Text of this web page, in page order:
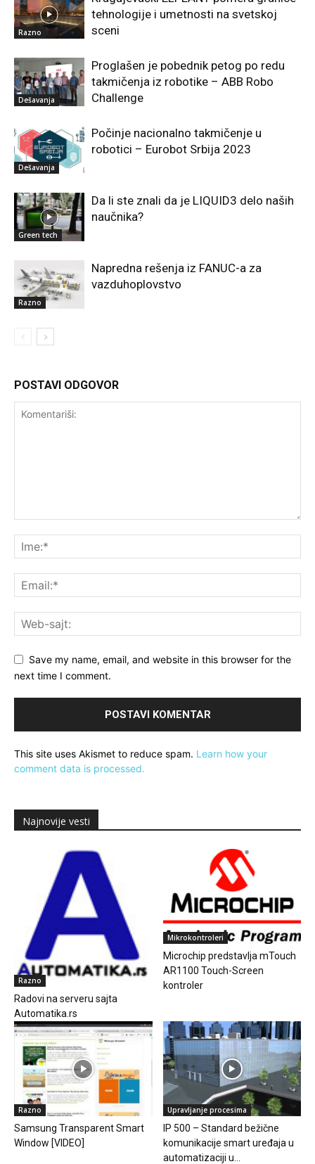
Razno
tehnologije i umetnosti na svetskoj
sceni
Dešavanja
Proglašen je pobednik petog po redu
takmičenja iz robotike – ABB Robo
Challenge
Dešavanja
Počinje nacionalno takmičenje u
robotici – Eurobot Srbija 2023
Green tech
Da li ste znali da je LIQUID3 delo naših
naučnika?
Razno
Napredna rešenja iz FANUC-a za
vazduhoplovstvo
POSTAVI ODGOVOR
Save my name, email, and website in this browser for the
next time I comment.
This site uses Akismet to reduce spam. Learn how your
comment data is processed.
Najnovije vesti
Razno
Radovi na serveru sajta
Automatika.rs
Mikrokontroleri
Microchip predstavlja mTouch
AR1100 Touch-Screen
kontroler
Razno
Samsung Transparent Smart
Window [VIDEO]
Upravljanje procesima
IP 500 – Standard bežične
komunikacije smart uređaja u
automatizaciji u...